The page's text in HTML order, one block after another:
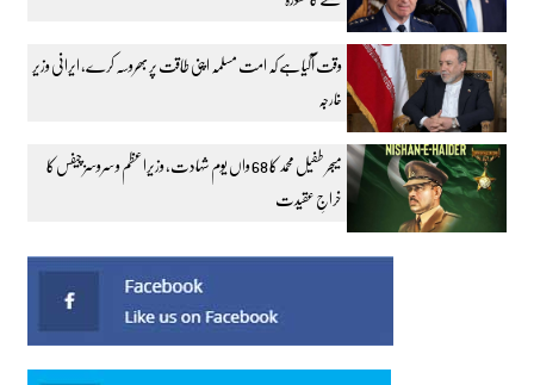
وقت آگیا ہے کہ امت مسلمہ اپنی طاقت پر بھروسہ کرے، ایرانی وزیر
خارجہ
میجر طفیل محمد کا 68 واں یوم شہادت، وزیراعظم و سروسز چیفس کا
خراجِ عقیدت